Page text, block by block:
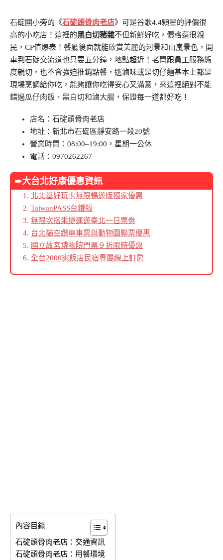
石碇國小旁的《石碇頭骨肉老店》可是谷歌4.4顆星的評價很
高的小吃店！這裡的黑白切豬雜不但新鮮好吃，價格還很親
民，CP值爆表！餐廳後面就能欣賞美麗的河景和山嵐景色，開
車到石碇交流道也只要五分鐘，地點超近！老闆跟員工服務態
度親切，也不會強迫推銷點餐，選滷味或是切仔麵基本上都是
現場烹調給你吃，能夠讓你吃得安心又滿意，來這裡絕對不能
錯過瓜仔肉飯、黑白切和滷大腸，保證每一道都好吃！
店名：石碇頭骨肉老店
地址：新北市石碇區靜安路一段20號
營業時間：08:00–19:00，星期一公休
電話：0970262267
➨大台北好康優惠資訊
北北基好玩卡無限暢遊版獨家優惠
TaiwanPASS台鐵版
無限次搭乘捷運遊臺北一日票劵
台北貓空纜車車票與動物園聯票優惠
國立故宮博物院門票９折限時優惠
全台2000家飯店民宿專屬線上訂房
內容目錄
石碇頭骨肉老店：交通資訊
石碇頭骨肉老店：用餐環境